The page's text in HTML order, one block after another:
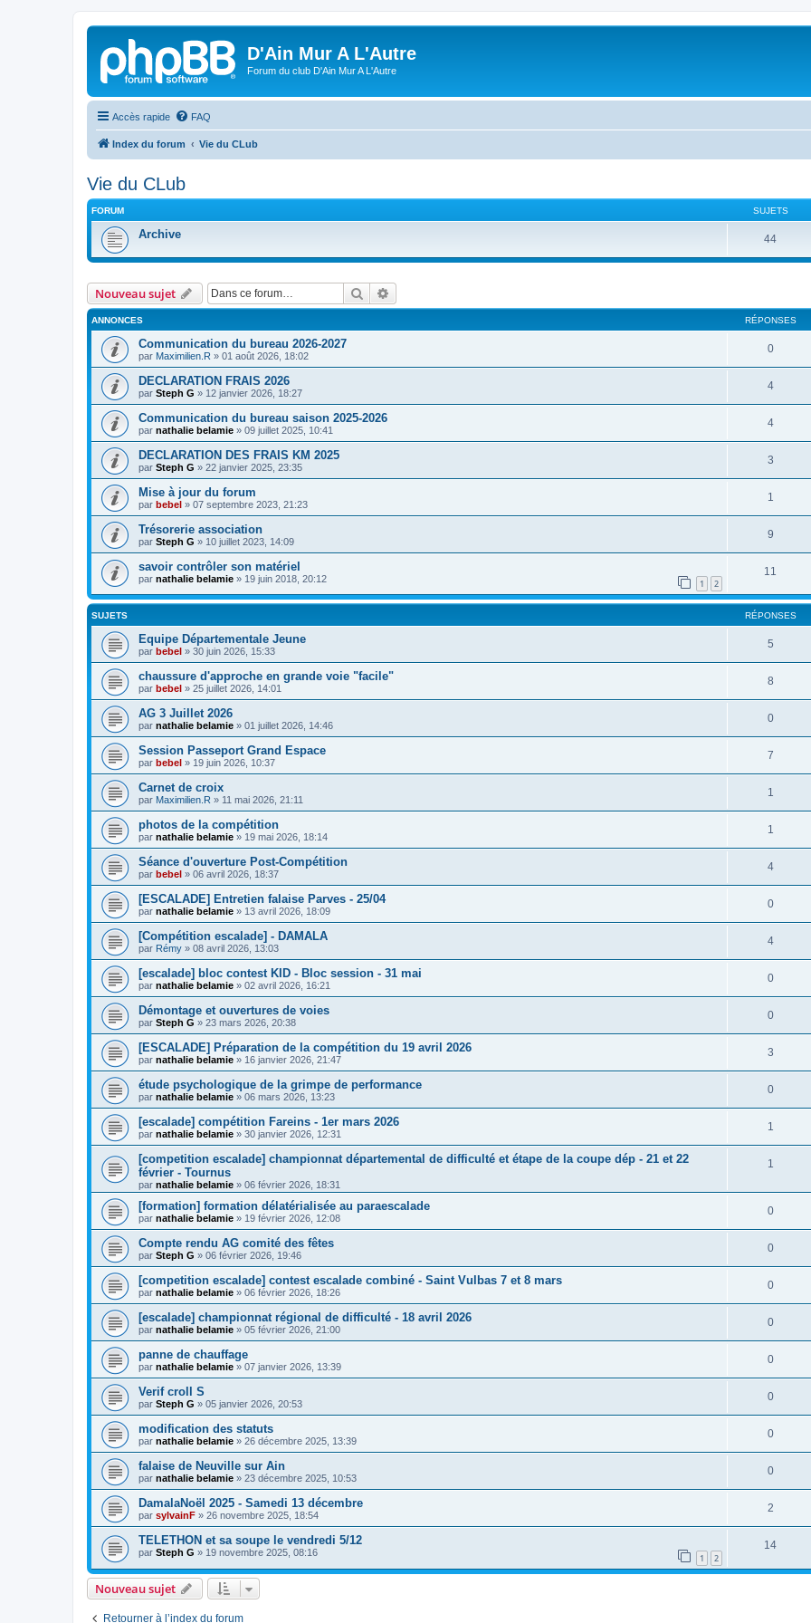
D'Ain Mur A L'Autre
Forum du club D'Ain Mur A L'Autre
Accès rapide FAQ
Index du forum Vie du CLub
Vie du CLub
FORUM SUJETS
Archive 44
Nouveau sujet Rechercher
ANNONCES RÉPONSES
Communication du bureau 2026-2027
par Maximilien.R » 01 août 2026, 18:02
0
DECLARATION FRAIS 2026
par Steph G » 12 janvier 2026, 18:27
4
Communication du bureau saison 2025-2026
par nathalie belamie » 09 juillet 2025, 10:41
4
DECLARATION DES FRAIS KM 2025
par Steph G » 22 janvier 2025, 23:35
3
Mise à jour du forum
par bebel » 07 septembre 2023, 21:23
1
Trésorerie association
par Steph G » 10 juillet 2023, 14:09
9
savoir contrôler son matériel
par nathalie belamie » 19 juin 2018, 20:12 1 2
11
SUJETS RÉPONSES
Equipe Départementale Jeune
par bebel » 30 juin 2026, 15:33
5
chaussure d'approche en grande voie "facile"
par bebel » 25 juillet 2026, 14:01
8
AG 3 Juillet 2026
par nathalie belamie » 01 juillet 2026, 14:46
0
Session Passeport Grand Espace
par bebel » 19 juin 2026, 10:37
7
Carnet de croix
par Maximilien.R » 11 mai 2026, 21:11
1
photos de la compétition
par nathalie belamie » 19 mai 2026, 18:14
1
Séance d'ouverture Post-Compétition
par bebel » 06 avril 2026, 18:37
4
[ESCALADE] Entretien falaise Parves - 25/04
par nathalie belamie » 13 avril 2026, 18:09
0
[Compétition escalade] - DAMALA
par Rémy » 08 avril 2026, 13:03
4
[escalade] bloc contest KID - Bloc session - 31 mai
par nathalie belamie » 02 avril 2026, 16:21
0
Démontage et ouvertures de voies
par Steph G » 23 mars 2026, 20:38
0
[ESCALADE] Préparation de la compétition du 19 avril 2026
par nathalie belamie » 16 janvier 2026, 21:47
3
étude psychologique de la grimpe de performance
par nathalie belamie » 06 mars 2026, 13:23
0
[escalade] compétition Fareins - 1er mars 2026
par nathalie belamie » 30 janvier 2026, 12:31
1
[competition escalade] championnat départemental de difficulté et étape de la coupe dép - 21 et 22
février - Tournus
par nathalie belamie » 06 février 2026, 18:31
1
[formation] formation délatérialisée au paraescalade
par nathalie belamie » 19 février 2026, 12:08
0
Compte rendu AG comité des fêtes
par Steph G » 06 février 2026, 19:46
0
[competition escalade] contest escalade combiné - Saint Vulbas 7 et 8 mars
par nathalie belamie » 06 février 2026, 18:26
0
[escalade] championnat régional de difficulté - 18 avril 2026
par nathalie belamie » 05 février 2026, 21:00
0
panne de chauffage
par nathalie belamie » 07 janvier 2026, 13:39
0
Verif croll S
par Steph G » 05 janvier 2026, 20:53
0
modification des statuts
par nathalie belamie » 26 décembre 2025, 13:39
0
falaise de Neuville sur Ain
par nathalie belamie » 23 décembre 2025, 10:53
0
DamalaNoël 2025 - Samedi 13 décembre
par sylvainF » 26 novembre 2025, 18:54
2
TELETHON et sa soupe le vendredi 5/12
par Steph G » 19 novembre 2025, 08:16 1 2
14
Nouveau sujet
Retourner à l’index du forum